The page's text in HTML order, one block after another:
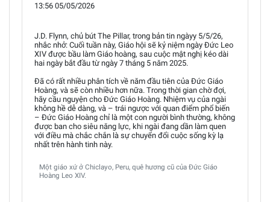
13:56 05/05/2026
J.D. Flynn, chủ bút The Pillar, trong bản tin ngàyy 5/5/26,
nhắc nhở: Cuối tuần này, Giáo hội sẽ kỷ niệm ngày Đức Leo
XIV được bầu làm Giáo hoàng, sau cuộc mật nghị kéo dài
hai ngày bắt đầu từ ngày 7 tháng 5 năm 2025.
Đã có rất nhiều phân tích về năm đầu tiên của Đức Giáo
Hoàng, và sẽ còn nhiều hơn nữa. Trong thời gian chờ đợi,
hãy cầu nguyện cho Đức Giáo Hoàng. Nhiệm vụ của ngài
không hề dễ dàng, và – trái ngược với quan điểm phổ biến
– Đức Giáo Hoàng chỉ là một con người bình thường, không
được ban cho siêu năng lực, khi ngài đang dần làm quen
với điều mà chắc chắn là sự chuyển đổi cuộc sống kỳ lạ
nhất trên hành tinh này.
Một giáo xứ ở Chiclayo, Peru, quê hương cũ của Đức Giáo
Hoàng Leo XIV.